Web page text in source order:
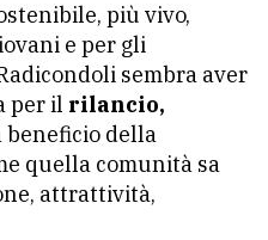
più vivo,
e per gli
sembra aver
per il rilancio,
della
quella comunità sa
attrattività,